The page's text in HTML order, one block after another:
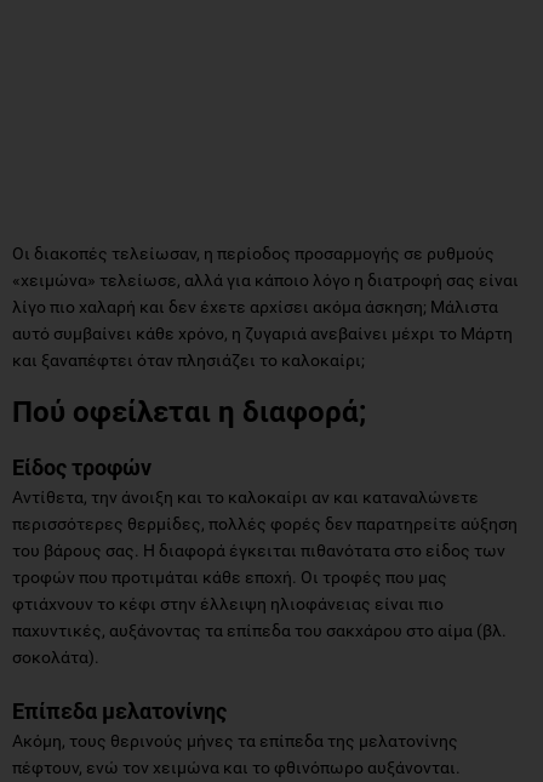
Οι διακοπές τελείωσαν, η περίοδος προσαρμογής σε ρυθμούς
«χειμώνα» τελείωσε, αλλά για κάποιο λόγο η διατροφή σας είναι
λίγο πιο χαλαρή και δεν έχετε αρχίσει ακόμα άσκηση; Μάλιστα
αυτό συμβαίνει κάθε χρόνο, η ζυγαριά ανεβαίνει μέχρι το Μάρτη
και ξαναπέφτει όταν πλησιάζει το καλοκαίρι;
Πού οφείλεται η διαφορά;
Είδος τροφών
Αντίθετα, την άνοιξη και το καλοκαίρι αν και καταναλώνετε
περισσότερες θερμίδες, πολλές φορές δεν παρατηρείτε αύξηση
του βάρους σας. Η διαφορά έγκειται πιθανότατα στο είδος των
τροφών που προτιμάται κάθε εποχή. Οι τροφές που μας
φτιάχνουν το κέφι στην έλλειψη ηλιοφάνειας είναι πιο
παχυντικές, αυξάνοντας τα επίπεδα του σακχάρου στο αίμα (βλ.
σοκολάτα).
Επίπεδα μελατονίνης
Ακόμη, τους θερινούς μήνες τα επίπεδα της μελατονίνης
πέφτουν, ενώ τον χειμώνα και το φθινόπωρο αυξάνονται.